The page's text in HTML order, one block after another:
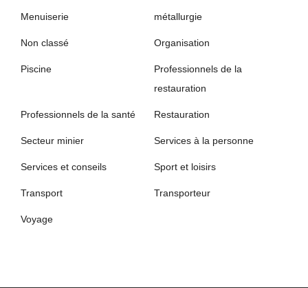
Menuiserie métallurgie
Non classé Organisation
Piscine
Professionnels de la
restauration
Professionnels de la santé Restauration
Secteur minier Services à la personne
Services et conseils Sport et loisirs
Transport Transporteur
Voyage